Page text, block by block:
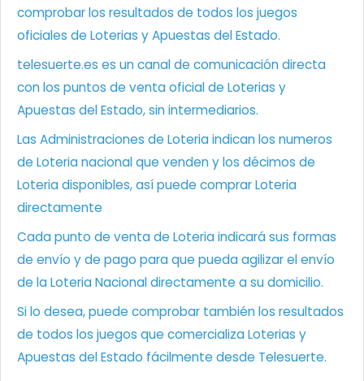
comprobar los resultados de todos los juegos
oficiales de Loterias y Apuestas del Estado.
telesuerte.es es un canal de comunicación directa
con los puntos de venta oficial de Loterias y
Apuestas del Estado, sin intermediarios.
Las Administraciones de Loteria indican los numeros
de Loteria nacional que venden y los décimos de
Loteria disponibles, así puede comprar Loteria
directamente
Cada punto de venta de Loteria indicará sus formas
de envío y de pago para que pueda agilizar el envío
de la Loteria Nacional directamente a su domicilio.
Si lo desea, puede comprobar también los resultados
de todos los juegos que comercializa Loterias y
Apuestas del Estado fácilmente desde Telesuerte.